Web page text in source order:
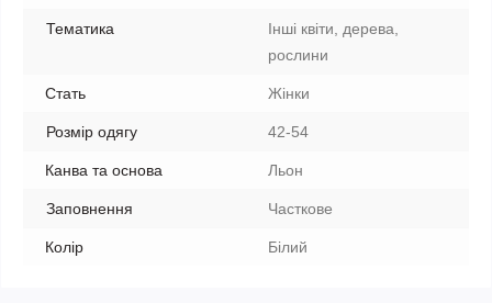
Тематика
Інші квіти, дерева,
рослини
Стать Жінки
Розмір одягу 42-54
Канва та основа Льон
Заповнення Часткове
Колір Білий